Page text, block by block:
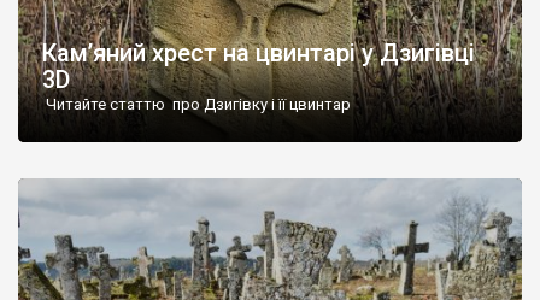
Кам’яний хрест на цвинтарі у Дзигівці
3D
Читайте статтю про Дзигівку і її цвинтар